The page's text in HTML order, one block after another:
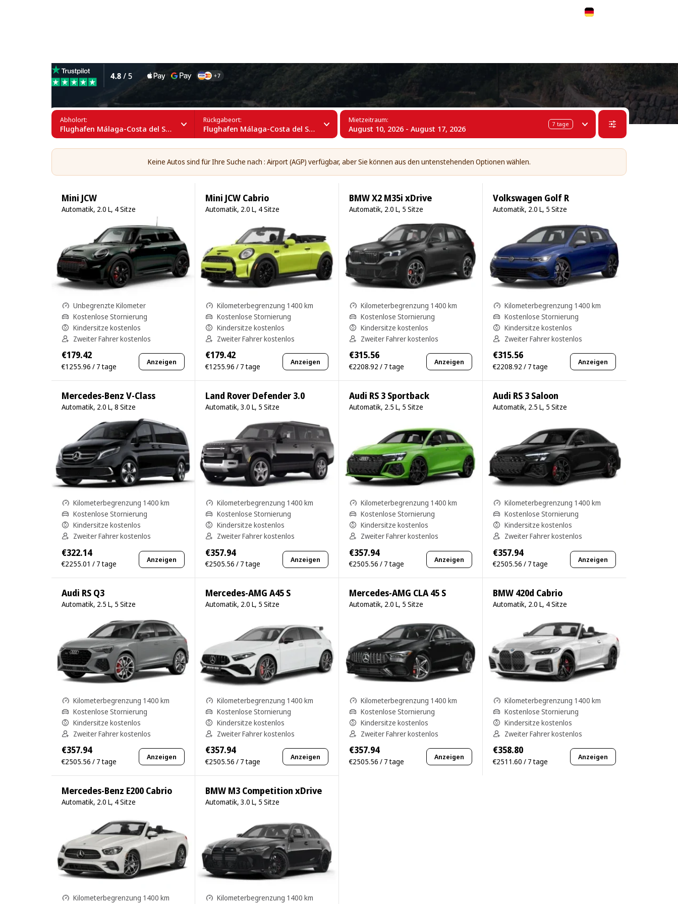
Abholort:
Flughafen Málaga-Costa del Sol (AGP)
Rückgabeort:
Flughafen Málaga-Costa del Sol (AGP)
Mietzeitraum:
August 10, 2026 - August 17, 2026 7 tage
Keine Autos sind für Ihre Suche nach : Airport (AGP) verfügbar, aber Sie können aus den untenstehenden Optionen wählen.
Mini JCW
Automatik, 2.0 L, 4 Sitze
Unbegrenzte Kilometer
Kostenlose Stornierung
Kindersitze kostenlos
Zweiter Fahrer kostenlos
€179.42
€1255.96 / 7 tage Anzeigen
Mini JCW Cabrio
Automatik, 2.0 L, 4 Sitze
Kilometerbegrenzung 1400 km
Kostenlose Stornierung
Kindersitze kostenlos
Zweiter Fahrer kostenlos
€179.42
€1255.96 / 7 tage Anzeigen
BMW X2 M35i xDrive
Automatik, 2.0 L, 5 Sitze
Kilometerbegrenzung 1400 km
Kostenlose Stornierung
Kindersitze kostenlos
Zweiter Fahrer kostenlos
€315.56
€2208.92 / 7 tage Anzeigen
Volkswagen Golf R
Automatik, 2.0 L, 5 Sitze
Kilometerbegrenzung 1400 km
Kostenlose Stornierung
Kindersitze kostenlos
Zweiter Fahrer kostenlos
€315.56
€2208.92 / 7 tage Anzeigen
Mercedes-Benz V-Class
Automatik, 2.0 L, 8 Sitze
Kilometerbegrenzung 1400 km
Kostenlose Stornierung
Kindersitze kostenlos
Zweiter Fahrer kostenlos
€322.14
€2255.01 / 7 tage Anzeigen
Land Rover Defender 3.0
Automatik, 3.0 L, 5 Sitze
Kilometerbegrenzung 1400 km
Kostenlose Stornierung
Kindersitze kostenlos
Zweiter Fahrer kostenlos
€357.94
€2505.56 / 7 tage Anzeigen
Audi RS 3 Sportback
Automatik, 2.5 L, 5 Sitze
Kilometerbegrenzung 1400 km
Kostenlose Stornierung
Kindersitze kostenlos
Zweiter Fahrer kostenlos
€357.94
€2505.56 / 7 tage Anzeigen
Audi RS 3 Saloon
Automatik, 2.5 L, 5 Sitze
Kilometerbegrenzung 1400 km
Kostenlose Stornierung
Kindersitze kostenlos
Zweiter Fahrer kostenlos
€357.94
€2505.56 / 7 tage Anzeigen
Audi RS Q3
Automatik, 2.5 L, 5 Sitze
Kilometerbegrenzung 1400 km
Kostenlose Stornierung
Kindersitze kostenlos
Zweiter Fahrer kostenlos
€357.94
€2505.56 / 7 tage Anzeigen
Mercedes-AMG A45 S
Automatik, 2.0 L, 5 Sitze
Kilometerbegrenzung 1400 km
Kostenlose Stornierung
Kindersitze kostenlos
Zweiter Fahrer kostenlos
€357.94
€2505.56 / 7 tage Anzeigen
Mercedes-AMG CLA 45 S
Automatik, 2.0 L, 5 Sitze
Kilometerbegrenzung 1400 km
Kostenlose Stornierung
Kindersitze kostenlos
Zweiter Fahrer kostenlos
€357.94
€2505.56 / 7 tage Anzeigen
BMW 420d Cabrio
Automatik, 2.0 L, 4 Sitze
Kilometerbegrenzung 1400 km
Kostenlose Stornierung
Kindersitze kostenlos
Zweiter Fahrer kostenlos
€358.80
€2511.60 / 7 tage Anzeigen
Mercedes-Benz E200 Cabrio
Automatik, 2.0 L, 4 Sitze
Kilometerbegrenzung 1400 km
BMW M3 Competition xDrive
Automatik, 3.0 L, 5 Sitze
Kilometerbegrenzung 1400 km